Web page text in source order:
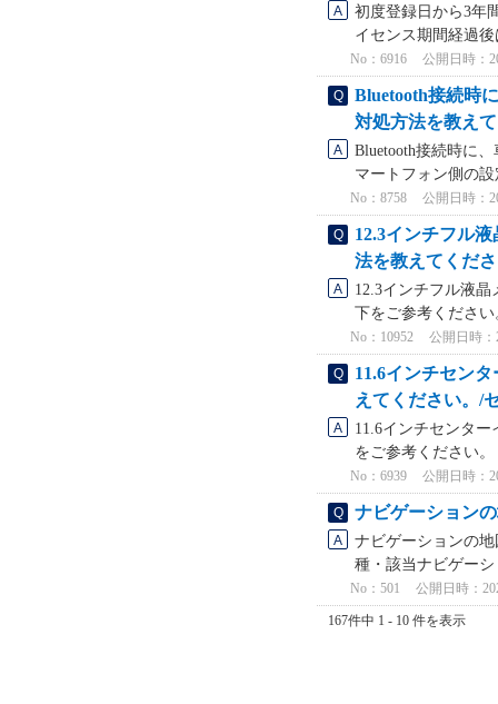
初度登録日から3年
イセンス期間経過
No：6916 公開日時：
Bluetooth接続時
対処方法を教え
Bluetooth接続時に
マートフォン側の
No：8758 公開日時：
12.3インチフル
法を教えてくだ
12.3インチフル液
下をご参考くださ
No：10952 公開日時：
11.6インチセン
えてください。/
11.6インチセンタ
をご参考ください
No：6939 公開日時：
ナビゲーション
ナビゲーションの
種・該当ナビゲー
No：501 公開日時：
167件中 1 - 10 件を表示